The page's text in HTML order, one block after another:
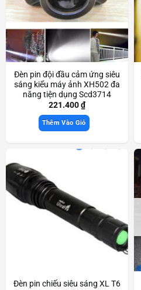
Đèn pin đội đầu cảm ứng siêu
sáng kiểu máy ảnh XH502 đa
năng tiện dụng Scd3714
221.400₫
Thêm Vào Giỏ
Đèn pin chiếu siêu sáng XL T6